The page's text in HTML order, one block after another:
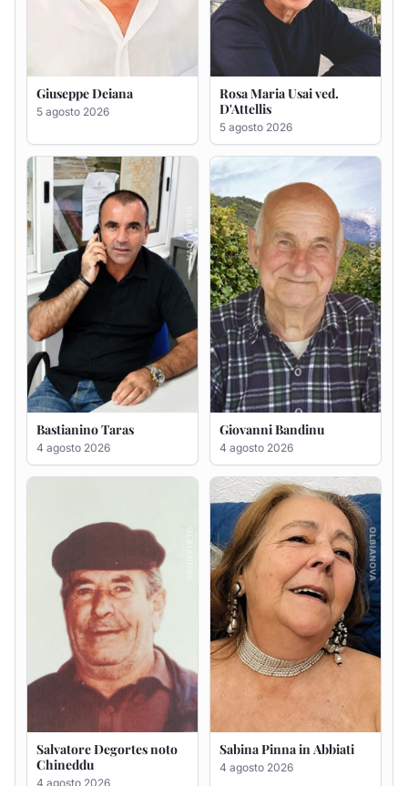
Bastianino Taras
4 agosto 2026
Giovanni Bandinu
4 agosto 2026
Salvatore Degortes noto
Sabina Pinna in Abbiati
4 agosto 2026